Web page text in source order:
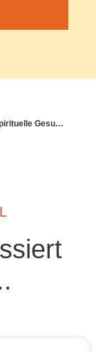
Wie kann ich spirituelle Gesundheit im Alltag leben?